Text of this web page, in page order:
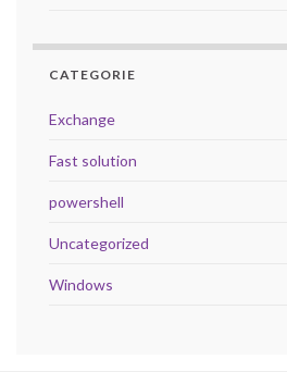
CATEGORIE
Exchange
Fast solution
powershell
Uncategorized
Windows